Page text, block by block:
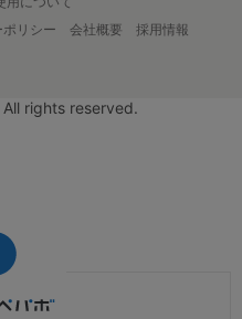
リシー 会社概要
採用情報
rights reserved.